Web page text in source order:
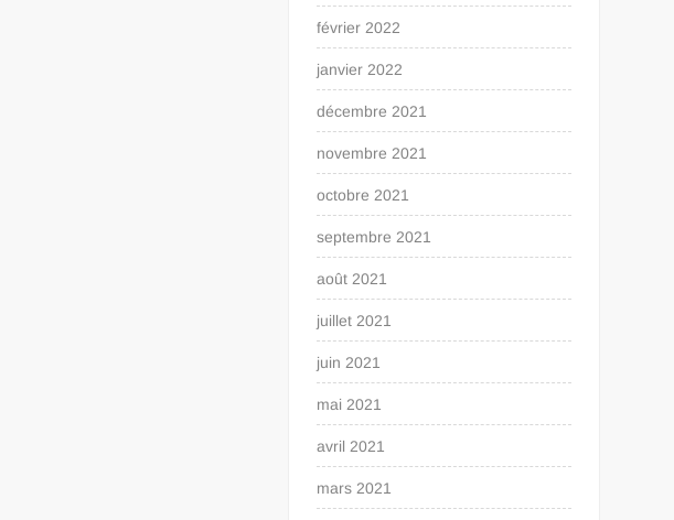
février 2022
janvier 2022
décembre 2021
novembre 2021
octobre 2021
septembre 2021
août 2021
juillet 2021
juin 2021
mai 2021
avril 2021
mars 2021